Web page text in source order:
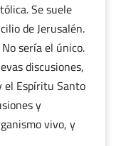
Se suele
de Jerusalén.
sería el único.
discusiones,
el Espíritu Santo
y
vivo, y